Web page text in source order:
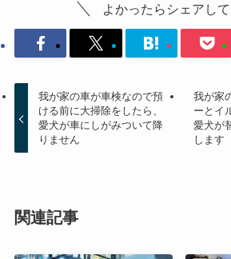
よかったらシェアして
我が家の車が車検なので預
ける前に大掃除をしたら、
愛犬が車にしがみついて降
りません
我が家
ーとイ
愛犬が
します
関連記事